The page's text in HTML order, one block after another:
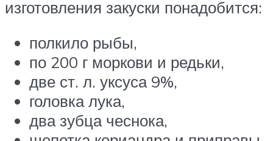
изготовления закуски понадобится:
полкило рыбы,
по 200 г моркови и редьки,
две ст. л. уксуса 9%,
головка лука,
два зубца чеснока,